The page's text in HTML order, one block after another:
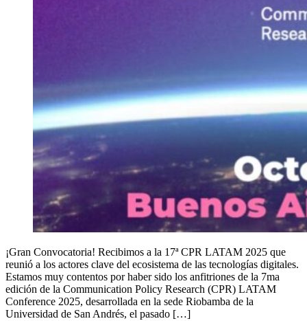
¡Gran Convocatoria! Recibimos a la 17ª CPR LATAM 2025 que
reunió a los actores clave del ecosistema de las tecnologías digitales.
Estamos muy contentos por haber sido los anfitriones de la 7ma
edición de la Communication Policy Research (CPR) LATAM
Conference 2025, desarrollada en la sede Riobamba de la
Universidad de San Andrés, el pasado […]